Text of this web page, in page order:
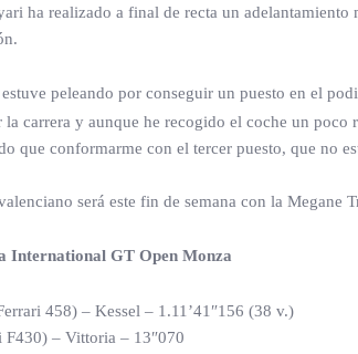
ha realizado a final de recta un
peleando por conseguir un puesto en el
carrera y aunque he recogido el coche un
que conformarme con el tercer puesto, que no
será este fin de semana con la Megane
International GT Open Monza
458) – Kessel – 1.11’41″156 (38 v.)
F430) – Vittoria – 13″070